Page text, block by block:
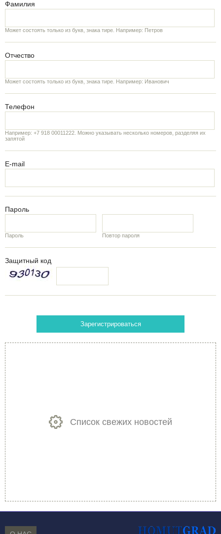
Фамилия
Может состоять только из букв, знака тире. Например: Петров
Отчество
Может состоять только из букв, знака тире. Например: Иванович
Телефон
Например: +7 918 00011222. Можно указывать несколько номеров, разделяя их
запятой
E-mail
Пароль
Пароль Повтор пароля
Защитный код
Зарегистрироваться
Список свежих новостей